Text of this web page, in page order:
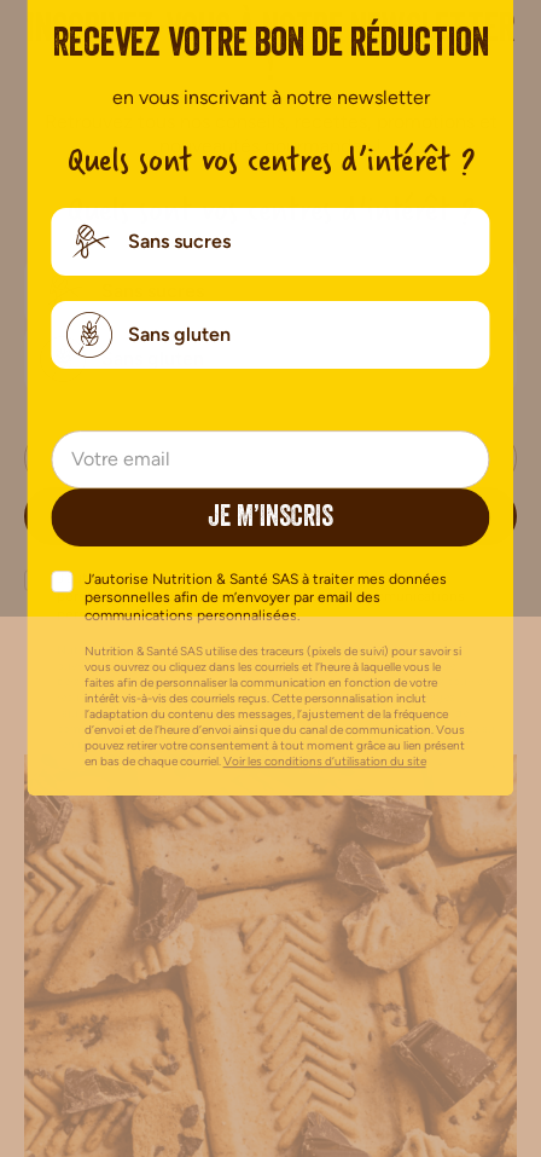
Inscrivez-vous à notre newsletter
nouveautés gourmandes !
Quels sont vos centres d'intérêt ?
Sans gluten
JE M’INSCRIS
J’autorise Nutrition & Santé SAS à traiter mes données
personnelles afin de m’envoyer par email des communications
personnalisées.
Nutrition & Santé SAS utilise des traceurs (pixels de suivi) pour savoir si vous
ouvrez ou cliquez dans les courriels et l’heure à laquelle vous le faites afin de
personnaliser la communication en fonction de votre intérêt vis-à-vis des courriels
reçus. Cette personnalisation inclut l’adaptation du contenu des messages,
l'ajustement de la fréquence d’envoi et de l’heure d’envoi ainsi que du canal de
communication. Vous pouvez retirer votre consentement à tout moment grâce au
lien présent en bas de chaque courriel.Voir les conditions d'utilisation du site
Recevez votre bon de réduction
en vous inscrivant à notre newsletter
Quels sont vos centres d’intérêt ?
Sans sucres
Sans gluten
JE M’INSCRIS
J’autorise Nutrition & Santé SAS à traiter mes données
personnelles afin de m’envoyer par email des
communications personnalisées.
Nutrition & Santé SAS utilise des traceurs (pixels de suivi) pour savoir si
vous ouvrez ou cliquez dans les courriels et l’heure à laquelle vous le
faites afin de personnaliser la communication en fonction de votre
intérêt vis-à-vis des courriels reçus. Cette personnalisation inclut
l’adaptation du contenu des messages, l’ajustement de la fréquence
d’envoi et de l’heure d’envoi ainsi que du canal de communication. Vous
pouvez retirer votre consentement à tout moment grâce au lien présent
en bas de chaque courriel.Voir les conditions d’utilisation du site